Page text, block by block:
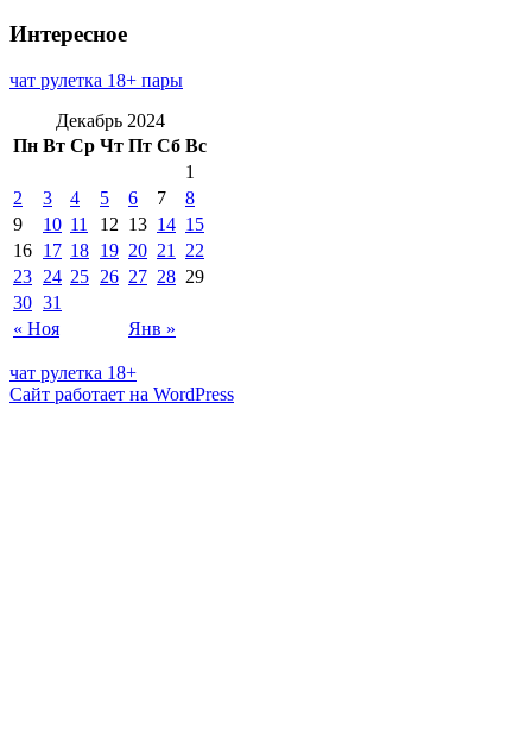
Интересное
чат рулетка 18+ пары
Декабрь 2024
Пн Вт Ср Чт Пт Сб Вс
« Ноя Янв »
1
2
3 4 5 6 7
8
9
10 11 12 13 14 15
16 17 18 19 20 21
22
23 24 25 26 27 28 29
30 31
чат рулетка 18+
Сайт работает на WordPress